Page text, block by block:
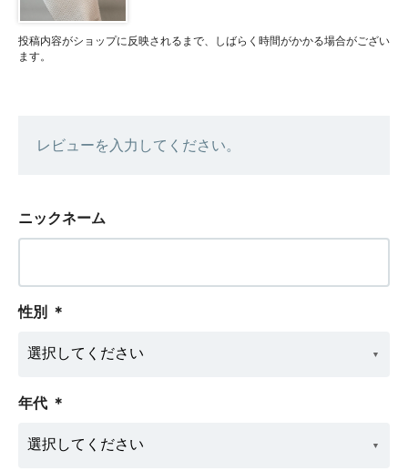
投稿内容がショップに反映されるまで、しばらく時間がかかる場合がござい
ます。
レビューを入力してください。
ニックネーム
性別 ＊
年代 ＊